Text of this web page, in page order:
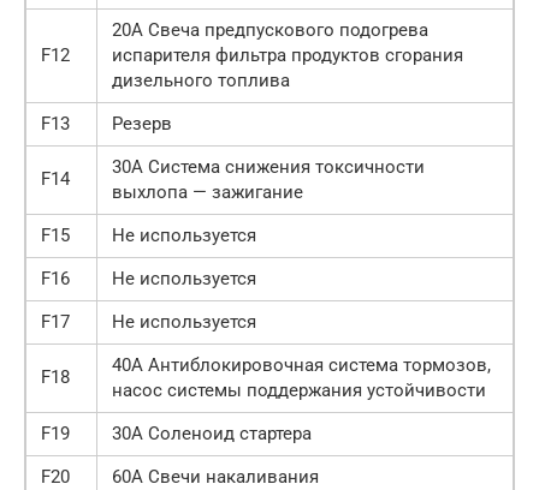
F12
20А Свеча предпускового подогрева
испарителя фильтра продуктов сгорания
дизельного топлива
F13
Резерв
F14
30А Система снижения токсичности
выхлопа — зажигание
F15
Не используется
F16
Не используется
F17
Не используется
F18
40А Антиблокировочная система тормозов,
насос системы поддержания устойчивости
F19
30А Соленоид стартера
F20
60А Свечи накаливания